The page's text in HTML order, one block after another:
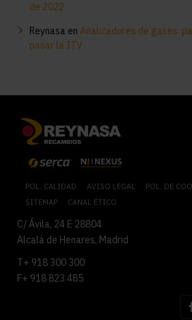
de 2022
Reynasa en Analizadores de gases:
pasar la ITV
POL. CALIDAD AVISO LEGAL POL. DE
SITEMAP
CANAL ÉTICO
C/ Ávila, 24 E 28804
Alcalá de Henares, Madrid
T+ 918 300 300
F+ 918 823 485